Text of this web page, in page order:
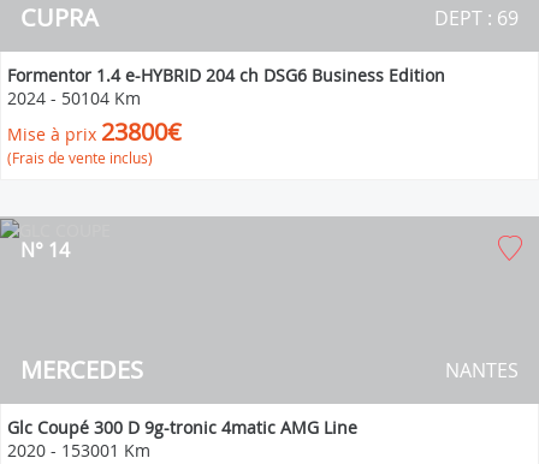
CUPRA DEPT : 69
Formentor 1.4 e-HYBRID 204 ch DSG6 Business Edition
2024 - 50104 Km
Mise à prix 23800€
(Frais de vente inclus)
MERCEDES
N° 14
NANTES
Glc Coupé 300 D 9g-tronic 4matic AMG Line
2020 - 153001 Km